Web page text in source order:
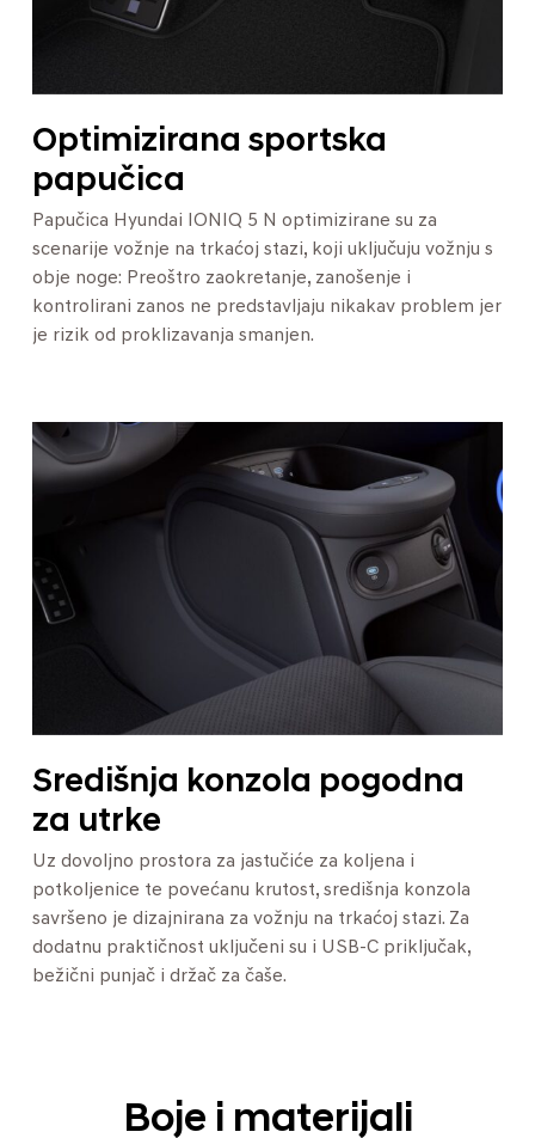
Optimizirana sportska
papučica
Papučica Hyundai IONIQ 5 N optimizirane su za
scenarije vožnje na trkaćoj stazi, koji uključuju vožnju s
obje noge: Preoštro zaokretanje, zanošenje i
kontrolirani zanos ne predstavljaju nikakav problem jer
je rizik od proklizavanja smanjen.
Središnja konzola pogodna
za utrke
Uz dovoljno prostora za jastučiće za koljena i
potkoljenice te povećanu krutost, središnja konzola
savršeno je dizajnirana za vožnju na trkaćoj stazi. Za
dodatnu praktičnost uključeni su i USB-C priključak,
bežični punjač i držač za čaše.
Boje i materijali